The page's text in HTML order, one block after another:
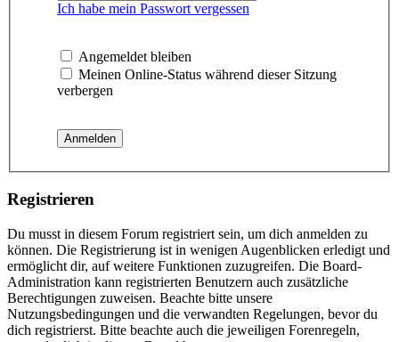
Ich habe mein Passwort vergessen
Angemeldet bleiben
Meinen Online-Status während dieser Sitzung
verbergen
Registrieren
Du musst in diesem Forum registriert sein, um dich anmelden zu
können. Die Registrierung ist in wenigen Augenblicken erledigt und
ermöglicht dir, auf weitere Funktionen zuzugreifen. Die Board-
Administration kann registrierten Benutzern auch zusätzliche
Berechtigungen zuweisen. Beachte bitte unsere
Nutzungsbedingungen und die verwandten Regelungen, bevor du
dich registrierst. Bitte beachte auch die jeweiligen Forenregeln,